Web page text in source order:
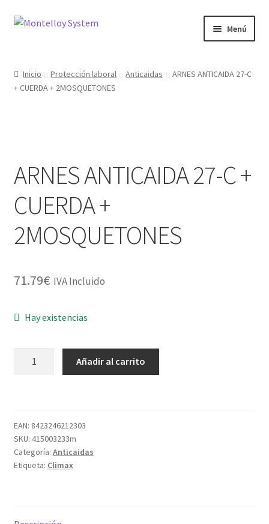
Ir
Ir
Menú
Ferretería
Protección Laboral
Contacto
Inicio Protección laboral Anticaidas
ARNES ANTICAIDA 27-C
+ CUERDA + 2MOSQUETONES
ARNES ANTICAIDA 27-C +
CUERDA +
2MOSQUETONES
71.79€ IVA Incluido
Hay existencias
CUERDA
+
2MOSQUETONES
Añadir al carrito
EAN: 8423246212303
SKU: 415003233m
Categoría: Anticaidas
Etiqueta: Climax